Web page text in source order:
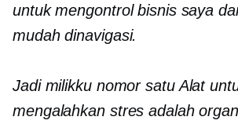
untuk mengontrol bisnis saya
mudah dinavigasi.
Jadi milikku nomor satuAlat
mengalahkan stres adalah